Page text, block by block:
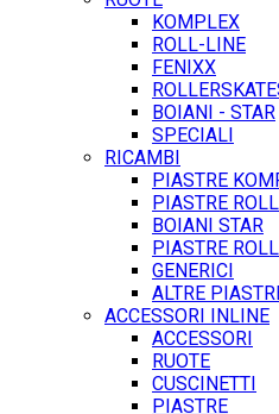
KOMPLEX
ROLL-LINE
FENIXX
BOIANI - STAR
SPECIALI
RICAMBI
PIASTRE
PIASTRE
BOIANI STAR
PIASTRE
GENERICI
ALTRE
ACCESSORI INLINE
ACCESSORI
RUOTE
CUSCINETTI
PIASTRE